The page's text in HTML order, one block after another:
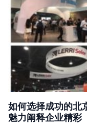
如何选择成功的
魅力阐释企业精彩